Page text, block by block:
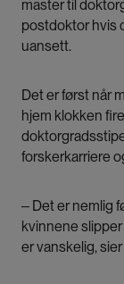
master til
postdoktor hvis
uansett.
Det er først når
hjem klokken
forskerkarriere
‒ Det er nemlig
kvinnene
er vanskelig,